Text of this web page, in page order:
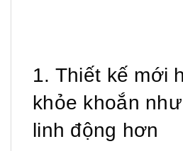
1. Thiết kế mới
khỏe khoắn
linh động hơn